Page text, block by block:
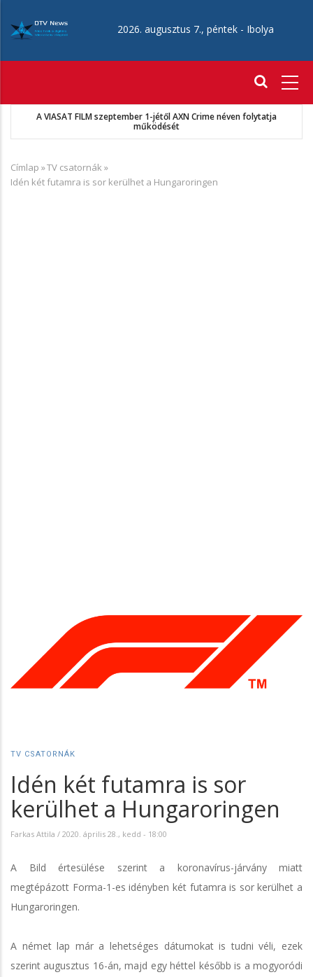
tartalomra
2026. augusztus 7., péntek - Ibolya
A VIASAT FILM szeptember 1-jétől AXN Crime néven folytatja
működését
Morzsa
Címlap »TV csatornák »
Idén két futamra is sor kerülhet a Hungaroringen
TV CSATORNÁK
Idén két futamra is sor
kerülhet a Hungaroringen
Farkas Attila / 2020. április 28., kedd - 18:00
A Bild értesülése szerint a koronavírus-járvány miatt
megtépázott Forma-1-es idényben két futamra is sor kerülhet a
Hungaroringen.
A német lap már a lehetséges dátumokat is tudni véli, ezek
szerint augusztus 16-án, majd egy héttel később is a mogyoródi